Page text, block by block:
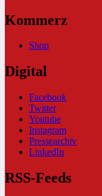
Kommerz
Shop
Digital
Facebook
Twitter
Youtube
Instagram
Pressearchiv
LinkedIn
RSS-Feeds